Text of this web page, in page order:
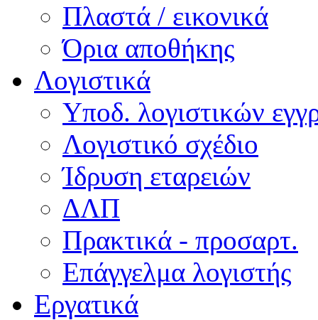
Πλαστά / εικονικά
Όρια αποθήκης
Λογιστικά
Υποδ. λογιστικών
Λογιστικό σχέδιο
Ίδρυση εταρειών
ΔΛΠ
Πρακτικά - προσαρτ.
Επάγγελμα λογιστής
Εργατικά